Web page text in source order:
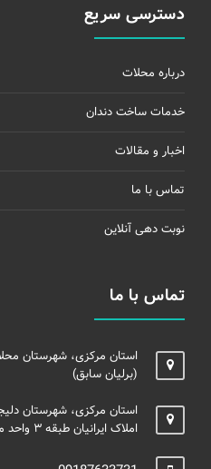
دسترسی سریع
درباره محلات
خدمات ساخت دندان
اخبار و مقالات
تماس با ما
نوبت دهی آنلاین
تماس با ما
استان مرکزی، شهرستان
(برلیان سابق)
استان مرکزی، شهرستان
املاک ایرانیان طبقه ۳ واحد مجاور مطب دکتر جلالی